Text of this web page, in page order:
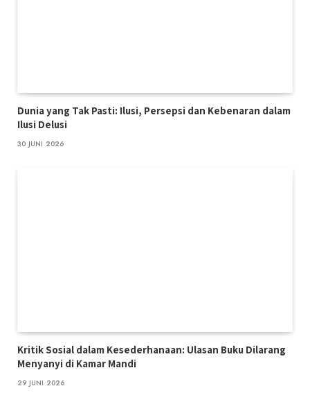
Dunia yang Tak Pasti: Ilusi, Persepsi dan Kebenaran dalam
Ilusi Delusi
30 JUNI 2026
Kritik Sosial dalam Kesederhanaan: Ulasan Buku Dilarang
Menyanyi di Kamar Mandi
29 JUNI 2026